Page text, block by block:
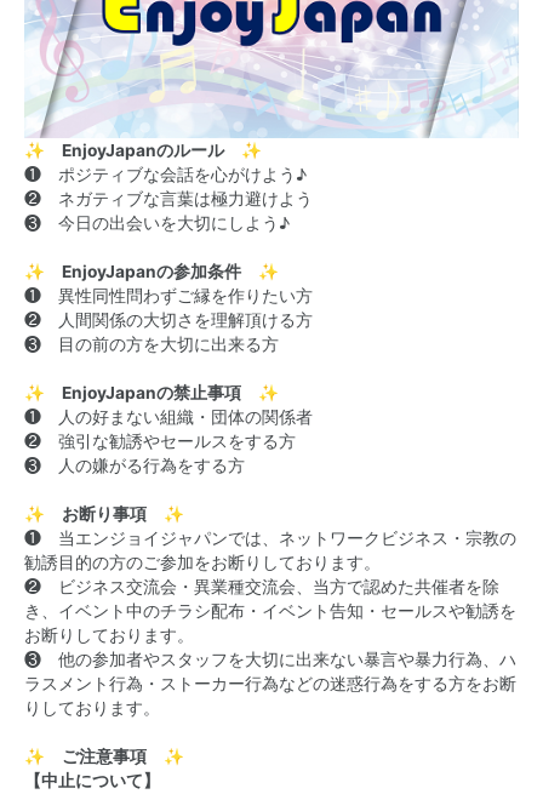
✨ EnjoyJapanのルール ✨
❶ ポジティブな会話を心がけよう♪
❷ ネガティブな言葉は極力避けよう
❸ 今日の出会いを大切にしよう♪
✨ EnjoyJapanの参加条件 ✨
❶ 異性同性問わずご縁を作りたい方
❷ 人間関係の大切さを理解頂ける方
❸ 目の前の方を大切に出来る方
✨ EnjoyJapanの禁止事項 ✨
❶ 人の好まない組織・団体の関係者
❷ 強引な勧誘やセールスをする方
❸ 人の嫌がる行為をする方
✨ お断り事項 ✨
❶ 当エンジョイジャパンでは、ネットワークビジネス・宗教の
勧誘目的の方のご参加をお断りしております。
❷ ビジネス交流会・異業種交流会、当方で認めた共催者を除
き、イベント中のチラシ配布・イベント告知・セールスや勧誘を
お断りしております。
❸ 他の参加者やスタッフを大切に出来ない暴言や暴力行為、ハ
ラスメント行為・ストーカー行為などの迷惑行為をする方をお断
りしております。
✨ ご注意事項 ✨
【中止について】